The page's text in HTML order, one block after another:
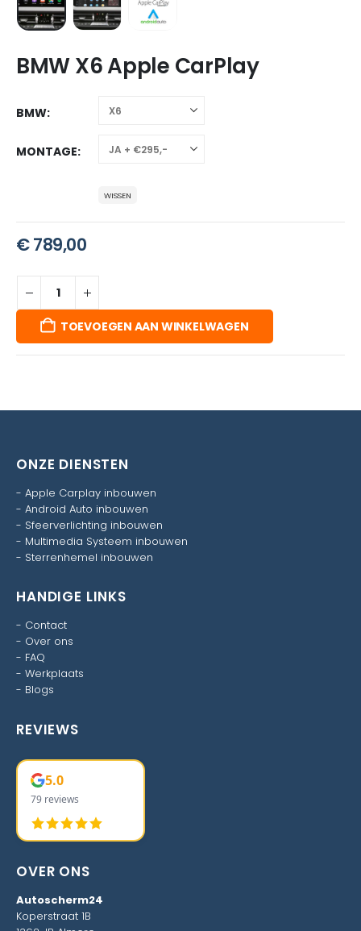
BMW X6 Apple CarPlay
BMW
MONTAGE
WISSEN
€789,00
TOEVOEGEN AAN WINKELWAGEN
ONZE DIENSTEN
- Apple Carplay inbouwen
- Android Auto inbouwen
- Sfeerverlichting inbouwen
- Multimedia Systeem inbouwen
- Sterrenhemel inbouwen
HANDIGE LINKS
- Contact
- Over ons
- FAQ
- Werkplaats
- Blogs
REVIEWS
5.0
79 reviews
OVER ONS
Autoscherm24
Koperstraat 1B